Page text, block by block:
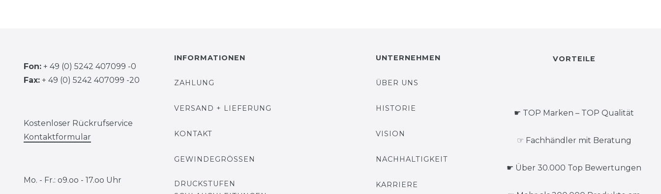
Fon: + 49 (0) 5242 407099 -0
Fax: + 49 (0) 5242 407099 -20
Kostenloser Rückrufservice
Kontaktformular
Mo. - Fr.: o9.oo - 17.oo Uhr
INFORMATIONEN
ZAHLUNG
VERSAND + LIEFERUNG
KONTAKT
GEWINDEGRÖSSEN
DRUCKSTUFEN
UNTERNEHMEN
ÜBER UNS
HISTORIE
VISION
NACHHALTIGKEIT
KARRIERE
VORTEILE
☛ TOP Marken – TOP Qualität
☞ Fachhändler mit Beratung
☛ Über 30.000 Top Bewertungen